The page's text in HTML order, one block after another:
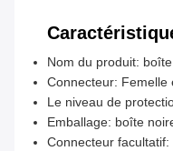
Nom du produit:
Connecteur: Femelle
Le niveau de
Emballage: boîte
Connecteur